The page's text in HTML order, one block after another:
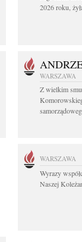
2026 roku,
WARSZAWA
Z wielkim
WARSZAWA
Wyrazy
Naszej